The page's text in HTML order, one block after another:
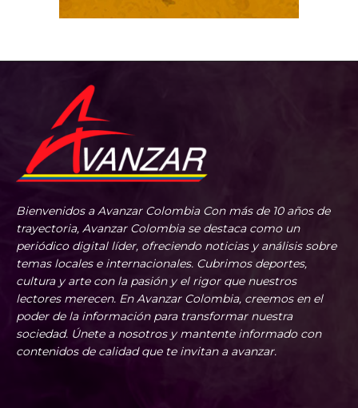
Bienvenidos a Avanzar Colombia Con más de 10 años de
trayectoria, Avanzar Colombia se destaca como un
periódico digital líder, ofreciendo noticias y análisis sobre
temas locales e internacionales. Cubrimos deportes,
cultura y arte con la pasión y el rigor que nuestros
lectores merecen. En Avanzar Colombia, creemos en el
poder de la información para transformar nuestra
sociedad. Únete a nosotros y mantente informado con
contenidos de calidad que te invitan a avanzar.